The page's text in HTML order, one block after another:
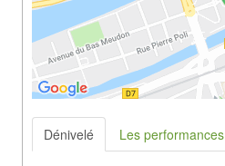
Dénivelé Les performances